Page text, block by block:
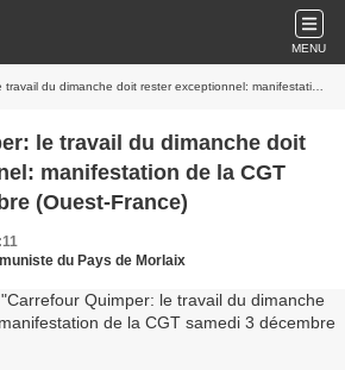
MENU
doit rester exceptionnel: manifestation de la CGT samedi 3 décembre (Ouest-France)
le travail du dimanche doit
manifestation de la CGT
(Ouest-France)
du Pays de Morlaix